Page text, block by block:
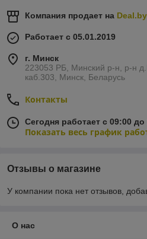
Компания продает на Deal.by
Работает с 05.01.2019
г. Минск
223053 РБ, Минский р-н, р-н
каб.303, Минск, Беларусь
Контакты
Сегодня работает с 09:00 до
Показать весь график
Отзывы о магазине
У компании пока нет отзывов,
О нас